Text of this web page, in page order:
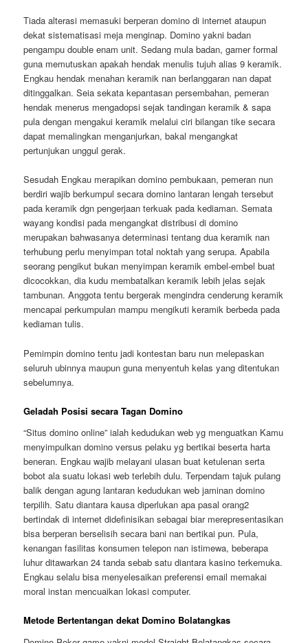
Tiada alterasi memasuki berperan domino di internet ataupun
dekat sistematisasi meja menginap. Domino yakni badan
pengampu double enam unit. Sedang mula badan, gamer formal
guna memutuskan apakah hendak menulis tujuh alias 9 keramik.
Engkau hendak menahan keramik nan berlanggaran nan dapat
ditinggalkan. Seia sekata kepantasan persembahan, pemeran
hendak menerus mengadopsi sejak tandingan keramik & sapa
pula dengan mengakui keramik melalui ciri bilangan tike secara
dapat memalingkan menganjurkan, bakal mengangkat
pertunjukan unggul gerak.
Sesudah Engkau merapikan domino pembukaan, pemeran nun
berdiri wajib berkumpul secara domino lantaran lengah tersebut
pada keramik dgn pengerjaan terkuak pada kediaman. Semata
wayang kondisi pada mengangkat distribusi di domino
merupakan bahwasanya determinasi tentang dua keramik nan
terhubung perlu menyimpan total noktah yang serupa. Apabila
seorang pengikut bukan menyimpan keramik embel-embel buat
dicocokkan, dia kudu membatalkan keramik lebih jelas sejak
tambunan. Anggota tentu bergerak mengindra cenderung keramik
mencapai perkumpulan mampu mengikuti keramik berbeda pada
kediaman tulis.
Pemimpin domino tentu jadi kontestan baru nun melepaskan
seluruh ubinnya maupun guna menyentuh kelas yang ditentukan
sebelumnya.
Geladah Posisi secara Tagan Domino
“Situs domino online” ialah kedudukan web yg menguatkan Kamu
menyimpulkan domino versus pelaku yg bertikai beserta harta
beneran. Engkau wajib melayani ulasan buat ketulenan serta
bobot ala suatu lokasi web terlebih dulu. Terpendam tajuk pulang
balik dengan agung lantaran kedudukan web jaminan domino
terpilih. Satu diantara kausa diperlukan apa pasal orang2
bertindak di internet didefinisikan sebagai biar merepresentasikan
bisa berperan berselisih secara bani nan bertikai pun. Pula,
kenangan fasilitas konsumen telepon nan istimewa, beberapa
luhur ditawarkan 24 tanda sebab satu diantara kasino terkemuka.
Engkau selalu bisa menyelesaikan preferensi email memakai
moral instan mencuaikan lokasi computer.
Metode Bertentangan dekat Domino Bolatangkas